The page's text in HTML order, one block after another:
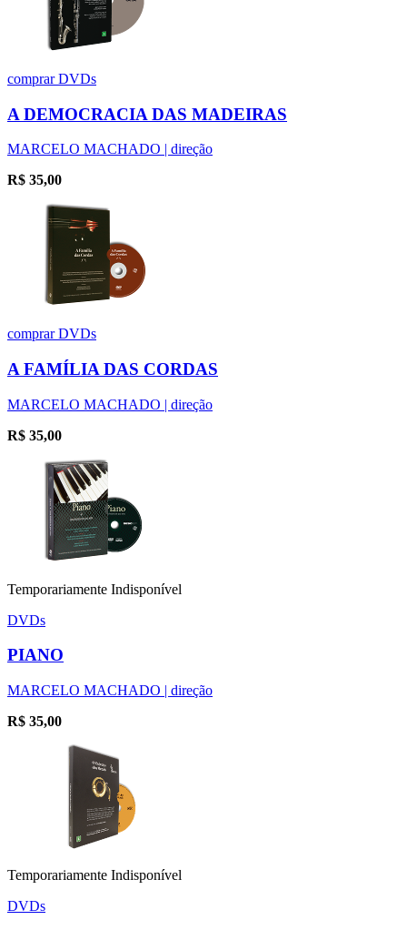
comprarDVDs
A DEMOCRACIA DAS MADEIRAS
MARCELO MACHADO | direção
R$ 35,00
comprarDVDs
A FAMÍLIA DAS CORDAS
MARCELO MACHADO | direção
R$ 35,00
Temporariamente Indisponível
DVDs
PIANO
MARCELO MACHADO | direção
R$ 35,00
Temporariamente Indisponível
DVDs